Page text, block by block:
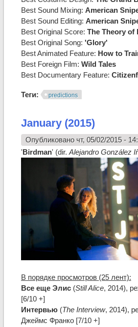
Best Sound Mixing: American
Best Sound Editing: American
Best Original Score: The Theory of
Best Original Song: 'Glory'
Best Animated Feature: How to
Best Foreign Film: Wild Tales
Best Documentary Feature:
Теги: predictions
January (2015)
Опубликовано чт, 05/02/2015 -
'Birdman' (dir. Alejandro González
В порядке просмотров (25 лент):
Все еще Элис(Still Alice, 2014),
[6/10 +]
Интервью(The Interview, 2014),
Джеймс Франко [7/10 +]